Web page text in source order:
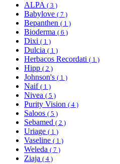
ALPA ( 3 )
Babylove ( 7 )
Bepanthen ( 1 )
Bioderma ( 6 )
Dixi ( 1 )
Dulcia ( 1 )
Herbacos Recordati ( 1 )
Hipp ( 2 )
Johnson's ( 1 )
Naif ( 1 )
Nivea ( 5 )
Purity Vision ( 4 )
Saloos ( 5 )
Sebamed ( 2 )
Uriage ( 1 )
Vaseline ( 1 )
Weleda ( 7 )
Ziaja ( 4 )